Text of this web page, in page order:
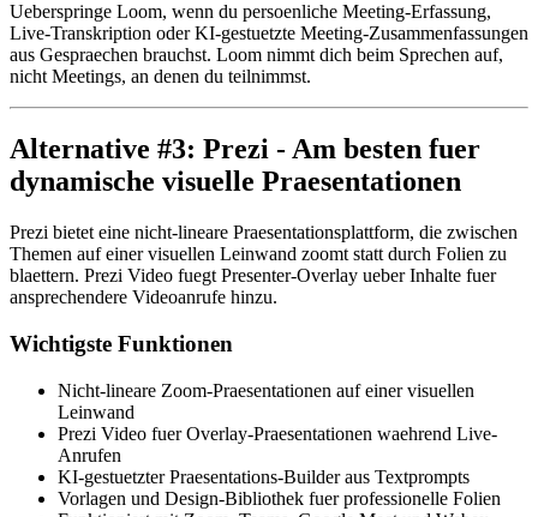
Ueberspringe Loom, wenn du persoenliche Meeting-Erfassung,
Live-Transkription oder KI-gestuetzte Meeting-Zusammenfassungen
aus Gespraechen brauchst. Loom nimmt dich beim Sprechen auf,
nicht Meetings, an denen du teilnimmst.
Alternative #3: Prezi - Am besten fuer
dynamische visuelle Praesentationen
Prezi bietet eine nicht-lineare Praesentationsplattform, die zwischen
Themen auf einer visuellen Leinwand zoomt statt durch Folien zu
blaettern. Prezi Video fuegt Presenter-Overlay ueber Inhalte fuer
ansprechendere Videoanrufe hinzu.
Wichtigste Funktionen
Nicht-lineare Zoom-Praesentationen auf einer visuellen
Leinwand
Prezi Video fuer Overlay-Praesentationen waehrend Live-
Anrufen
KI-gestuetzter Praesentations-Builder aus Textprompts
Vorlagen und Design-Bibliothek fuer professionelle Folien